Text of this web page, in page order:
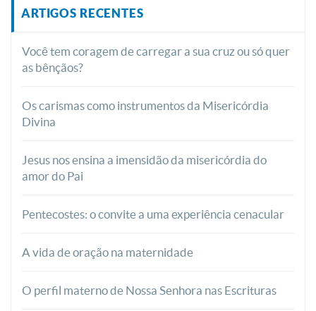
ARTIGOS RECENTES
Você tem coragem de carregar a sua cruz ou só quer
as bênçãos?
Os carismas como instrumentos da Misericórdia
Divina
Jesus nos ensina a imensidão da misericórdia do
amor do Pai
Pentecostes: o convite a uma experiência cenacular
A vida de oração na maternidade
O perfil materno de Nossa Senhora nas Escrituras